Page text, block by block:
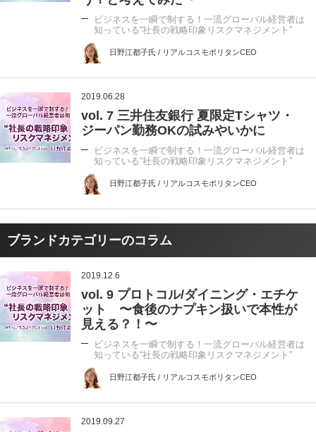
ビジネスを一瞬で制する！一流グローバル経営者は
知っている“社長の戦略印象リスクマネジメント”
日野江都子氏 / リアルコスモポリタンCEO
2019.06.28
vol. 7 三井住友銀行 夏限定Tシャツ・
ジーパン勤務OKの試みやいかに
ビジネスを一瞬で制する！一流グローバル経営者は
知っている“社長の戦略印象リスクマネジメント”
日野江都子氏 / リアルコスモポリタンCEO
ブランドカテゴリーのコラム
2019.12.6
vol. 9 プロトコル/ダイニング・エチケ
ット 〜食後のナプキン扱いで本性が
見える？！〜
ビジネスを一瞬で制する！一流グローバル経営者は
知っている“社長の戦略印象リスクマネジメント”
日野江都子氏 / リアルコスモポリタンCEO
2019.09.27